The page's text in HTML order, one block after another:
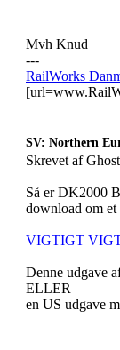
Mvh Knud
---
RailWorks
SV: Northern
Skrevet af
Så er DK2000
download om et
VIGTIGT
Denne udgave
ELLER
en US udgave